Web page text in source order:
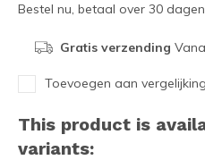
Bestel nu, betaal over 30
Gratis verzending
Toevoegen aan vergelijking
This product is
variants: